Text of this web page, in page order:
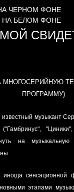
ЧЕРНОМ ФОНЕ
НА БЕЛОМ ФОНЕ
МНОГОСЕРИЙНУЮ
ПРОГРАММУ)
музыкант
на
иногда сенсационной
этапами